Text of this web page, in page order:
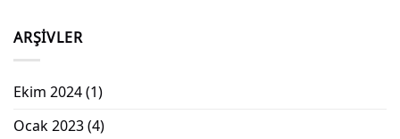
ARŞIVLER
Ekim 2024(1)
Ocak 2023(4)